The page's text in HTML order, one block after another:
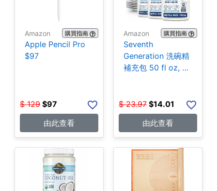
Amazon 購買指南
Apple Pencil Pro
$97
$ 129 $97
由此查看
Amazon 購買指南
Seventh
Generation 洗碗精
補充包 50 fl oz, 3
$ 23.97 $14.01
由此查看